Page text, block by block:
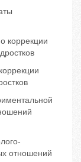
коррекции
отношений